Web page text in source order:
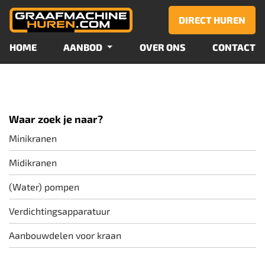
OVERSLAAN
DIRECT HUREN
HOME AANBOD OVER ONS CONTACT
Waar zoek je naar?
Minikranen
Midikranen
(Water) pompen
Verdichtingsapparatuur
Aanbouwdelen voor kraan